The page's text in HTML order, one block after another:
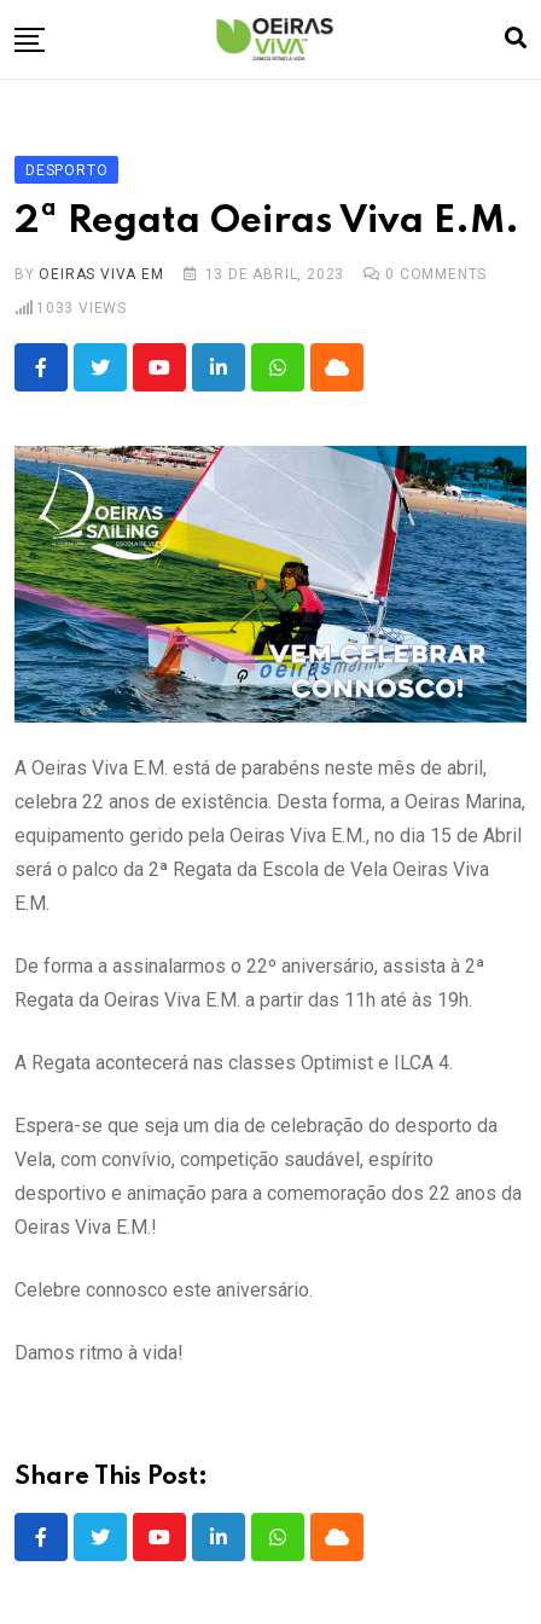
to
Oeiras Marina
Cultura🎭
Turismo✈️
Agenda
DESPORTO
2ª Regata Oeiras Viva E.M.
BY OEIRAS VIVA EM 13 DE ABRIL, 2023 0 COMMENTS
1033 VIEWS
YoutubeLinkedInWhatsappCloud
A Oeiras Viva E.M. está de parabéns neste mês de abril,
celebra 22 anos de existência. Desta forma, a Oeiras Marina,
equipamento gerido pela Oeiras Viva E.M., no dia 15 de Abril
será o palco da 2ª Regata da Escola de Vela Oeiras Viva
E.M.
De forma a assinalarmos o 22º aniversário, assista à 2ª
Regata da Oeiras Viva E.M. a partir das 11h até às 19h.
A Regata acontecerá nas classes Optimist e ILCA 4.
Espera-se que seja um dia de celebração do desporto da
Vela, com convívio, competição saudável, espírito
desportivo e animação para a comemoração dos 22 anos da
Oeiras Viva E.M.!
Celebre connosco este aniversário.
Damos ritmo à vida!
Share This Post:
YoutubeLinkedInWhatsappCloud